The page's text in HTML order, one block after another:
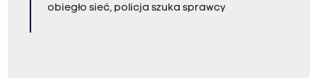
obiegło sieć, policja szuka sprawcy